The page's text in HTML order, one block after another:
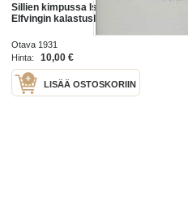
Sillien kimpussa Islannin vesillä -
Elfvingin kalastuslaivueessa.
Otava 1931
Hinta:
10,00 €
LISÄÄ OSTOSKORIIN